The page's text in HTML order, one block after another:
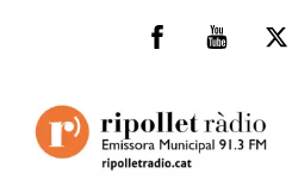
Facebook
You